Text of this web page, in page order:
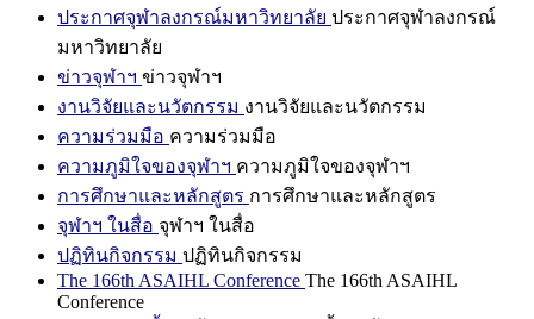
ประกาศจุฬาลงกรณ์มหาวิทยาลัย ประกาศจุฬาลงกรณ์
มหาวิทยาลัย
ข่าวจุฬาฯ ข่าวจุฬาฯ
งานวิจัยและนวัตกรรม งานวิจัยและนวัตกรรม
ความร่วมมือ ความร่วมมือ
ความภูมิใจของจุฬาฯ ความภูมิใจของจุฬาฯ
การศึกษาและหลักสูตร การศึกษาและหลักสูตร
จุฬาฯ ในสื่อ จุฬาฯ ในสื่อ
ปฏิทินกิจกรรม ปฏิทินกิจกรรม
The 166th ASAIHL Conference The 166th ASAIHL
Conference